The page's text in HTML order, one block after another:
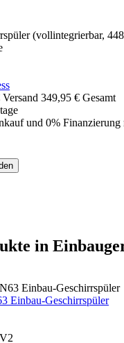
(vollintegrierbar,
349,95 € Gesamt
und 0% Finanzierung
in
Einbau-Geschirrspüler